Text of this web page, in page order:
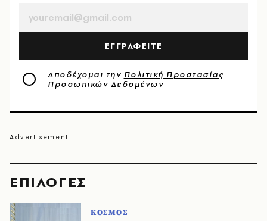
EΠΙΛΟΓΈΣ
ΚΟΣΜΟΣ
ΕΓΓΡΑΦΕΙΤΕ
Αποδέχομαι την Πολιτική Προστασίας
Προσωπικών Δεδομένων